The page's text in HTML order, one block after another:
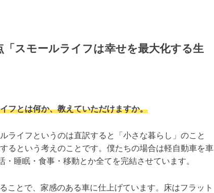
「スモールライフは幸せを最大化する生
フとは何か、教えていただけますか。
ルライフというのは直訳すると「小さな暮らし」のこと
るという考えのことです。僕たちの場合は軽自動車を車
睡眠・食事・移動とか全てを完結させています。
ることで、家感のある車に仕上げています。床はフラット